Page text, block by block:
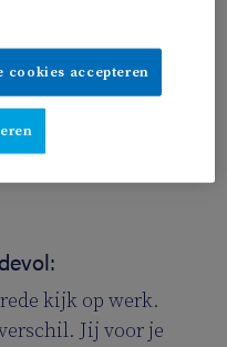
zelfs in combinatie
kijk op werk.
Jij voor je
cookies accepteren